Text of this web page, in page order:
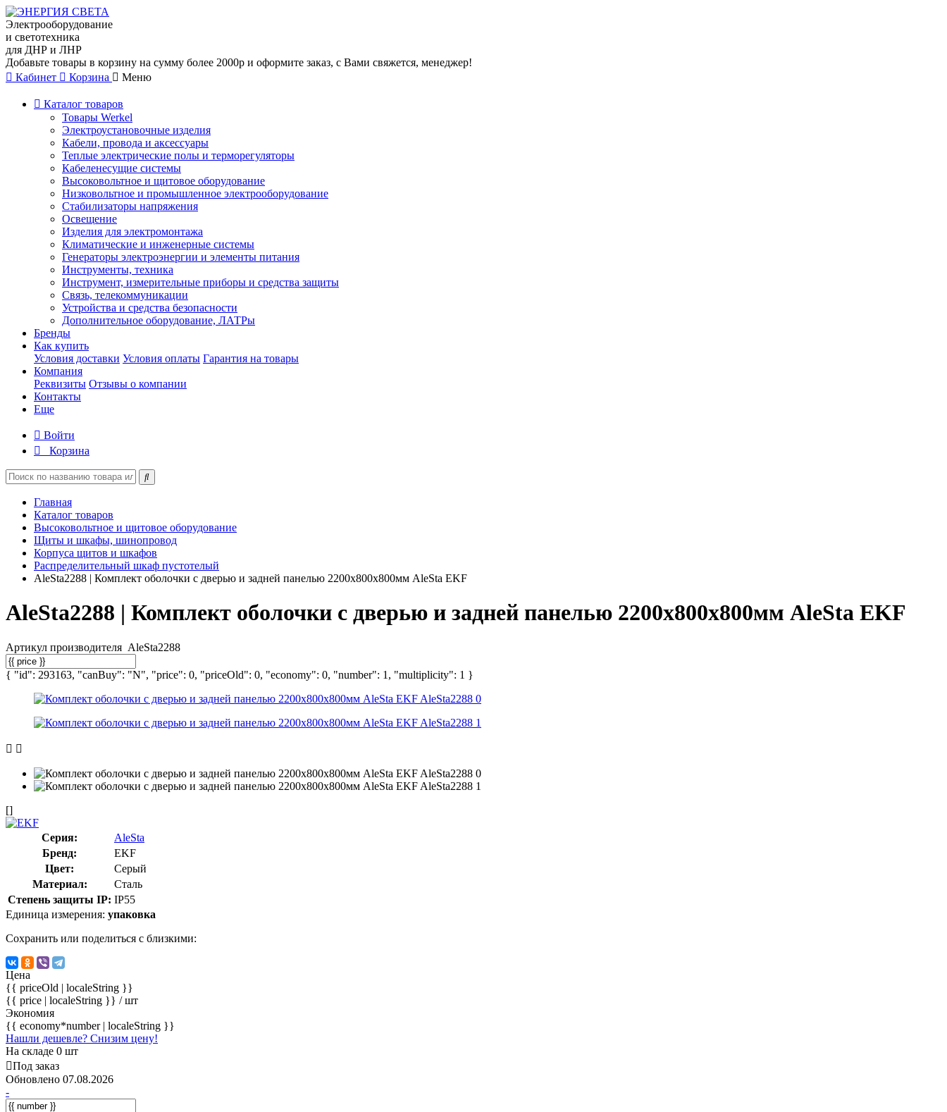
Электрооборудование
и светотехника
для ДНР и ЛНР
Добавьте товары в корзину на сумму более 2000р и оформите заказ, с Вами свяжется, менеджер!
Кабинет
Корзина Меню
Каталог товаров
Товары Werkel
Электроустановочные изделия
Кабели, провода и аксессуары
Теплые электрические полы и терморегуляторы
Кабеленесущие системы
Высоковольтное и щитовое оборудование
Низковольтное и промышленное электрооборудование
Стабилизаторы напряжения
Освещение
Изделия для электромонтажа
Климатические и инженерные системы
Генераторы электроэнергии и элементы питания
Инструменты, техника
Инструмент, измерительные приборы и средства защиты
Связь, телекоммуникации
Устройства и средства безопасности
Дополнительное оборудование, ЛАТРы
Бренды
Как купить
Условия доставки Условия оплаты Гарантия на товары
Компания
Реквизиты Отзывы о компании
Контакты
Еще
Войти
Корзина
Главная
Каталог товаров
Высоковольтное и щитовое оборудование
Щиты и шкафы, шинопровод
Корпуса щитов и шкафов
Распределительный шкаф пустотелый
AleSta2288 | Комплект оболочки с дверью и задней панелью 2200х800х800мм AleSta EKF
AleSta2288 | Комплект оболочки с дверью и задней панелью 2200х800х800мм AleSta EKF
Артикул производителя AleSta2288
{ "id": 293163, "canBuy": "N", "price": 0, "priceOld": 0, "economy": 0, "number": 1, "multiplicity": 1 }
[]
Серия:
AleSta
Бренд:
EKF
Цвет:
Серый
Материал:
Сталь
Степень защиты IP: IP55
Единица измерения: упаковка
Сохранить или поделиться с близкими:
Цена
{{ priceOld | localeString }}
{{ price | localeString }} / шт
Экономия
{{ economy*number | localeString }}
Нашли дешевле? Снизим цену!
На складе 0 шт
Под заказ
Обновлено 07.08.2026
-